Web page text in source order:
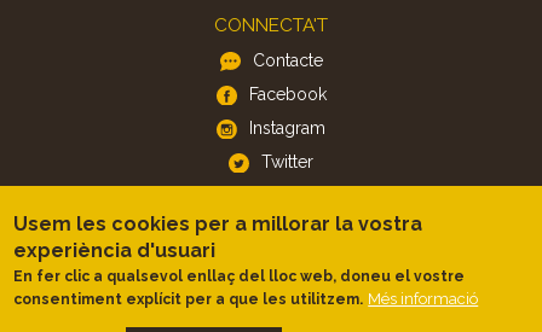
CONNECTA'T
Contacte
Facebook
Instagram
Twitter
APP
iOS
Android
Usem les cookies per a millorar la vostra
experiència d'usuari
En fer clic a qualsevol enllaç del lloc web, doneu el vostre
consentiment explícit per a que les utilitzem. Més informació